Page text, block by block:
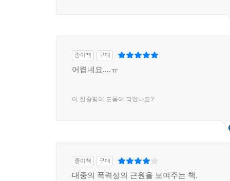
종이책 구매
어렵네요....ㅠ
이 한줄평이 도움이 되었나요?
종이책 구매
대중의 폭력성의 근원을 보여주는 책.